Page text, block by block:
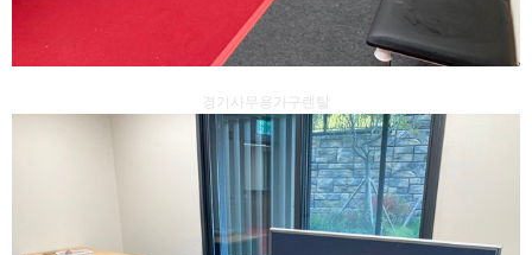
경기사무용가구렌탈